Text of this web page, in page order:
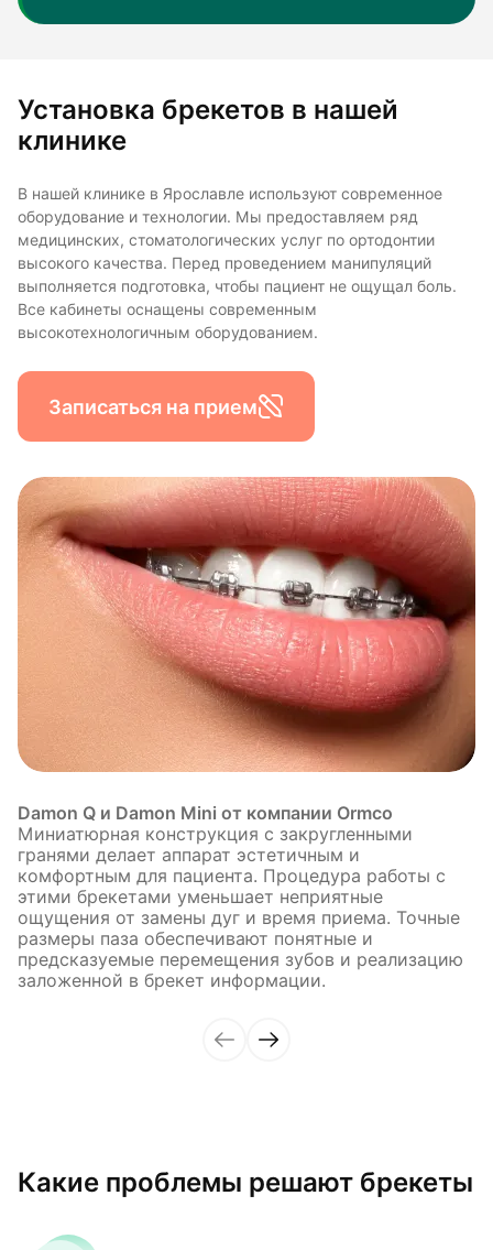
Установка брекетов в нашей
клинике
В нашей клинике в Ярославле используют современное
оборудование и технологии. Мы предоставляем ряд
медицинских, стоматологических услуг по ортодонтии
высокого качества. Перед проведением манипуляций
выполняется подготовка, чтобы пациент не ощущал боль.
Все кабинеты оснащены современным
высокотехнологичным оборудованием.
Записаться на прием
Damon Q и Damon Mini от компании Ormco
Миниатюрная конструкция с закругленными
гранями делает аппарат эстетичным и
комфортным для пациента. Процедура работы с
этими брекетами уменьшает неприятные
ощущения от замены дуг и время приема. Точные
размеры паза обеспечивают понятные и
предсказуемые перемещения зубов и реализацию
заложенной в брекет информации.
Какие проблемы решают брекеты